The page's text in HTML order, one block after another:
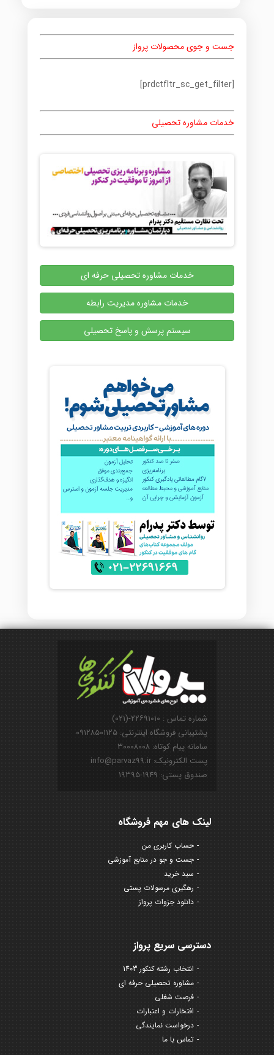
جست و جوی محصولات پرواز
[prdctfltr_sc_get_filter]
خدمات مشاوره تحصیلی
خدمات مشاوره تحصیلی حرفه ای
خدمات مشاوره مدیریت رابطه
سیستم پرسش و پاسخ تحصیلی
شماره تماس : ۲۲۶۹۱۰۱۰-(۰۲۱)
پشتیبانی فروشگاه اینترنتی: ۰۹۱۲۸۵۰۱۱۲۵
سامانه پیام کوتاه: ۳۰۰۰۸۰۰۸
پست الکترونیک: info@parvaz99.ir
صندوق پستی: ۱۹۴۹-۱۹۳۹۵
لینک های مهم فروشگاه
حساب کاربری من
جست و جو در منابع آموزشی
سبد خرید
رهگیری مرسولات پستی
دانلود جزوات پرواز
دسترسی سریع پرواز
انتخاب رشته کنکور 1403
مشاوره تحصیلی حرفه ای
فرصت شغلی
افتخارات و اعتبارات
درخواست نمایندگی
تماس با ما